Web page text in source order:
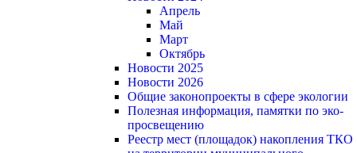
Апрель
Май
Март
Октябрь
Новости 2025
Новости 2026
Общие законопроекты в сфере экологии
Полезная информация, памятки по эко-
просвещению
Реестр мест (площадок) накопления ТКО